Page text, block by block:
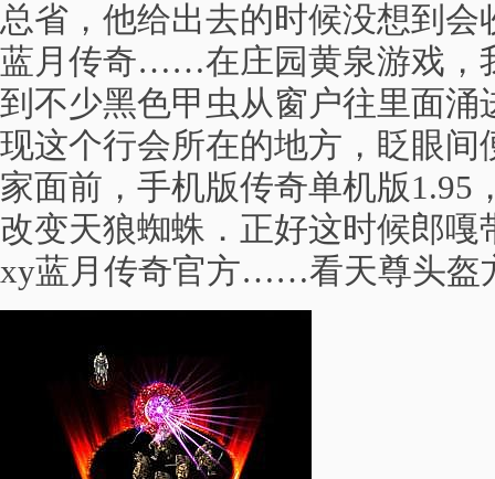
总省，他给出去的时候没想到会
蓝月传奇……在庄园黄泉游戏，
到不少黑色甲虫从窗户往里面涌
现这个行会所在的地方，眨眼间
家面前，手机版传奇单机版1.95
改变天狼蜘蛛．正好这时候郎嘎
xy蓝月传奇官方……看天尊头盔